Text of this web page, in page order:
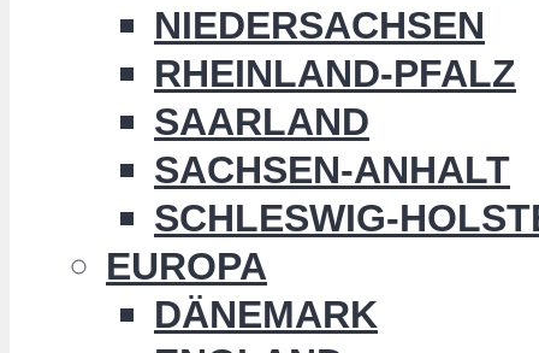
NIEDERSACHSEN
RHEINLAND-PFALZ
SAARLAND
SACHSEN-ANHALT
SCHLESWIG-
EUROPA
DÄNEMARK